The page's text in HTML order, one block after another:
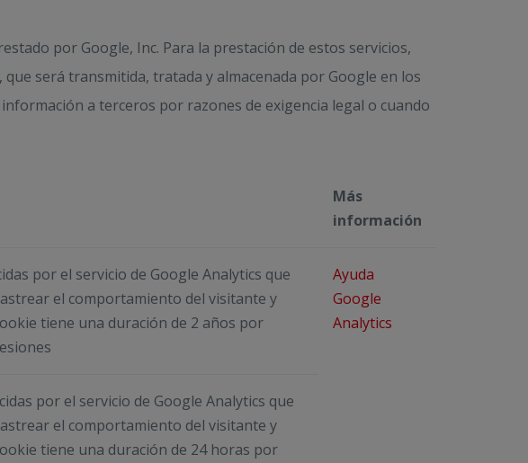
por Google, Inc. Para la prestación de estos servicios,
será transmitida, tratada y almacenada por Google en los
a terceros por razones de exigencia legal o cuando
Más
información
por el servicio de Google Analytics que
el comportamiento del visitante y
tiene una duración de 2 años por
Ayuda
Google
Analytics
por el servicio de Google Analytics que
el comportamiento del visitante y
tiene una duración de 24 horas por